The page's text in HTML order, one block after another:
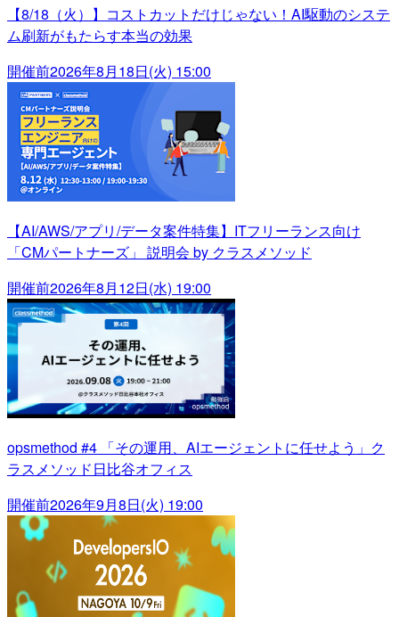
【8/18（火）】コストカットだけじゃない！AI駆動のシステ
ム刷新がもたらす本当の効果
開催前2026年8月18日(火) 15:00
【AI/AWS/アプリ/データ案件特集】ITフリーランス向け
「CMパートナーズ」 説明会 by クラスメソッド
開催前2026年8月12日(水) 19:00
opsmethod #4 「その運用、AIエージェントに任せよう」ク
ラスメソッド日比谷オフィス
開催前2026年9月8日(火) 19:00